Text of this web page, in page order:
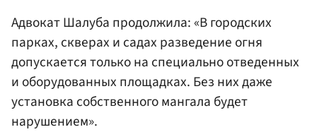
Адвокат Шалуба продолжила: «В городских
парках, скверах и садах разведение огня
допускается только на специально отведенных
и оборудованных площадках. Без них даже
установка собственного мангала будет
нарушением».